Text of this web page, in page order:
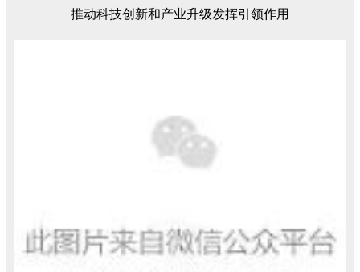
推动科技创新和产业升级发挥引领作用